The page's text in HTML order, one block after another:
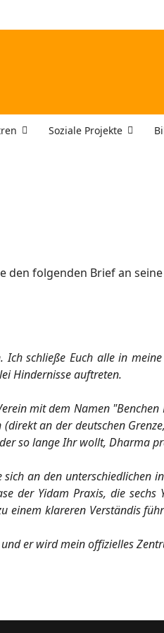
Soziale Projekte
den folgenden Brief an
schließe Euch alle in
Hindernisse auftreten.
mit dem Namen
an der deutschen
so lange Ihr wollt, Dharma
an den unterschiedlichen
der Yidam Praxis, die
klareren Verständis
er wird mein offizielles